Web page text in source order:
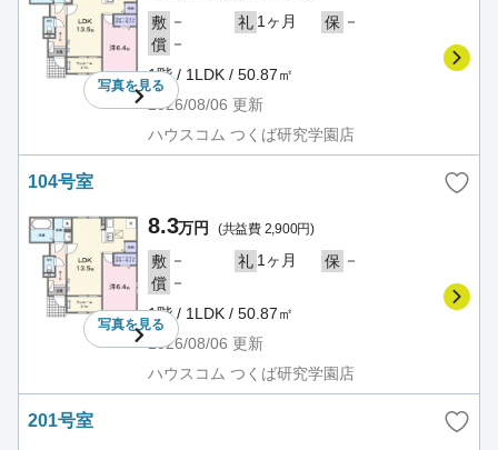
写真を見る
敷 － 礼 1ヶ月 保 －
償 －
1階 / 1LDK / 50.87㎡
2026/08/06 更新
ハウスコム つくば研究学園店
104号室
写真を見る
8.3万円 (共益費 2,900円)
敷 － 礼 1ヶ月 保 －
償 －
1階 / 1LDK / 50.87㎡
2026/08/06 更新
ハウスコム つくば研究学園店
201号室